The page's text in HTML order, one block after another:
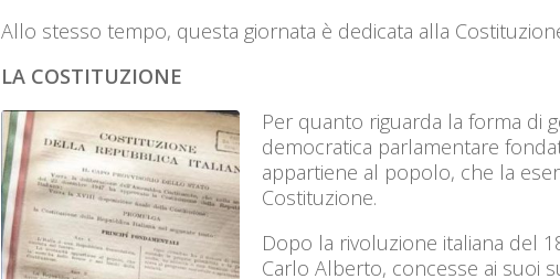
Allo stesso tempo, questa giornata è dedicata alla
LA COSTITUZIONE
Per quanto riguarda la forma di
democratica parlamentare
appartiene al popolo, che la
Costituzione.
Dopo la rivoluzione italiana del
Carlo Alberto, concesse ai suoi